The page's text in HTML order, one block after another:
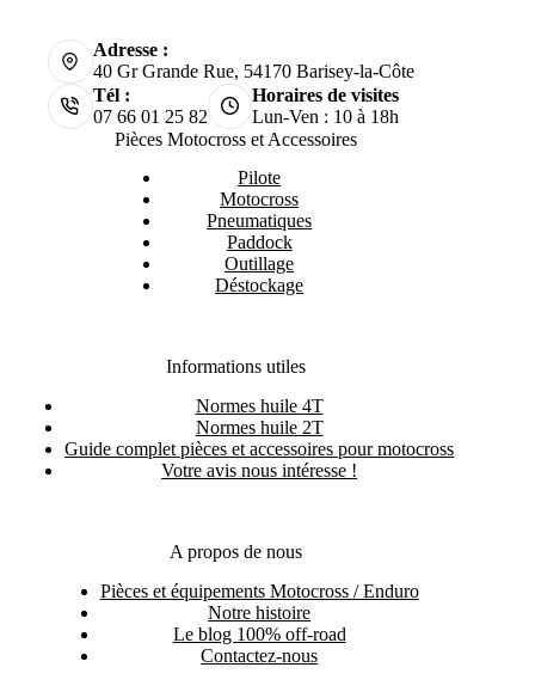
Adresse :
40 Gr Grande Rue, 54170 Barisey-la-Côte
Tél :
07 66 01 25 82
Horaires de visites
Lun-Ven : 10 à 18h
Pièces Motocross et Accessoires
Pilote
Motocross
Pneumatiques
Paddock
Outillage
Déstockage
Informations utiles
Normes huile 4T
Normes huile 2T
Guide complet pièces et accessoires pour motocross
Votre avis nous intéresse !
A propos de nous
Pièces et équipements Motocross / Enduro
Notre histoire
Le blog 100% off-road
Contactez-nous